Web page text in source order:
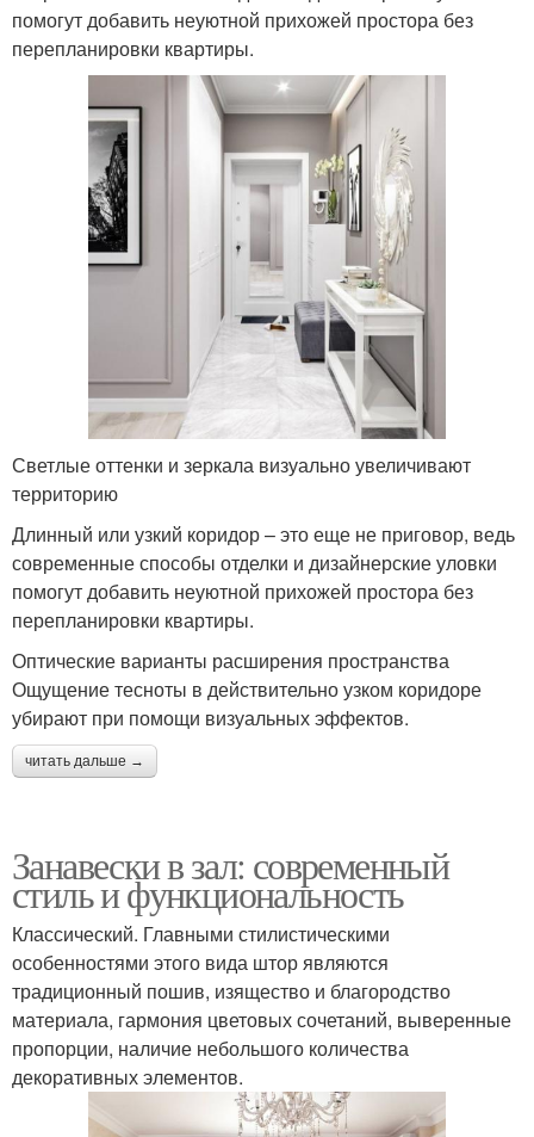
помогут добавить неуютной прихожей простора без
перепланировки квартиры.
Светлые оттенки и зеркала визуально увеличивают
территорию
Длинный или узкий коридор – это еще не приговор, ведь
современные способы отделки и дизайнерские уловки
помогут добавить неуютной прихожей простора без
перепланировки квартиры.
Оптические варианты расширения пространства
Ощущение тесноты в действительно узком коридоре
убирают при помощи визуальных эффектов.
читать дальше →
Занавески в зал: современный
стиль и функциональность
Классический. Главными стилистическими
особенностями этого вида штор являются
традиционный пошив, изящество и благородство
материала, гармония цветовых сочетаний, выверенные
пропорции, наличие небольшого количества
декоративных элементов.